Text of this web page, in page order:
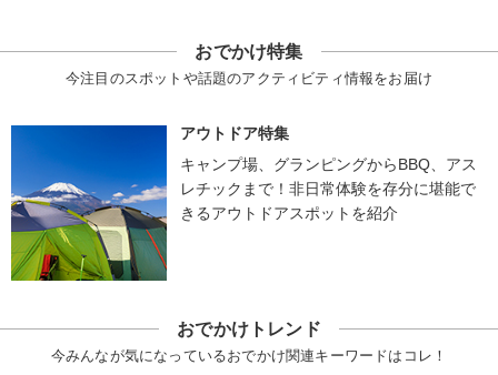
おでかけ特集
今注目のスポットや話題のアクティビティ情報をお届け
アウトドア特集
キャンプ場、グランピングからBBQ、アス
レチックまで！非日常体験を存分に堪能で
きるアウトドアスポットを紹介
おでかけトレンド
今みんなが気になっているおでかけ関連キーワードはコレ！